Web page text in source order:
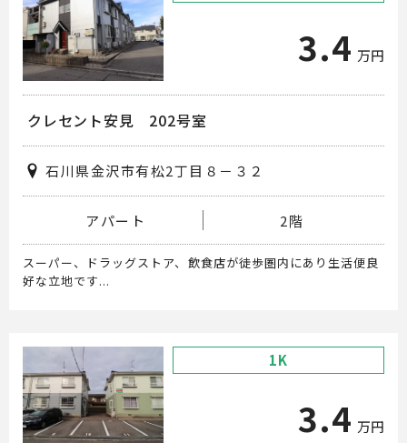
3.4 万円
クレセント安見 202号室
石川県金沢市有松2丁目８－３２
アパート 2階
スーパー、ドラッグストア、飲食店が徒歩圏内にあり生活便良
好な立地です...
1K
3.4 万円